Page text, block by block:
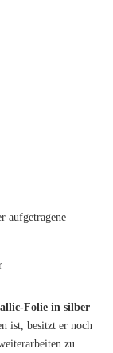
aufgetragene
Folie in silber
ist, besitzt er noch
zu